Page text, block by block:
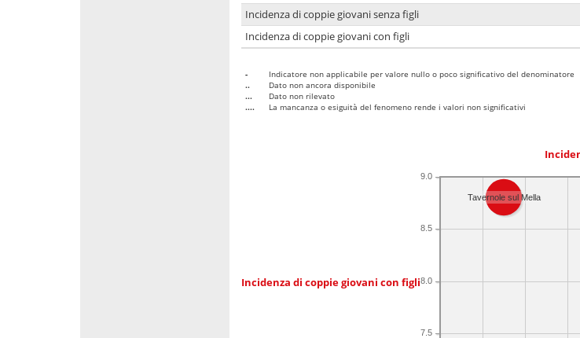
Incidenza di coppie giovani senza figli
Incidenza di coppie giovani con figli
-
Indicatore non applicabile per valore nullo o poco significativo del denominatore
..
Dato non ancora disponibile
...
Dato non rilevato
....
La mancanza o esiguità del fenomeno rende i valori non significativi
Incidenza di coppie giovani con figli
7.5
8.0
8.5
9.0
Tavernole sul Mella